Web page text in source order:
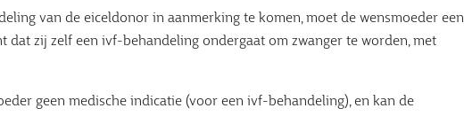
van de eiceldonor in aanmerking te komen, moet de wensmoeder een
dat zij zelf een ivf-behandeling ondergaat om zwanger te worden, met
geen medische indicatie (voor een ivf-behandeling), en kan de